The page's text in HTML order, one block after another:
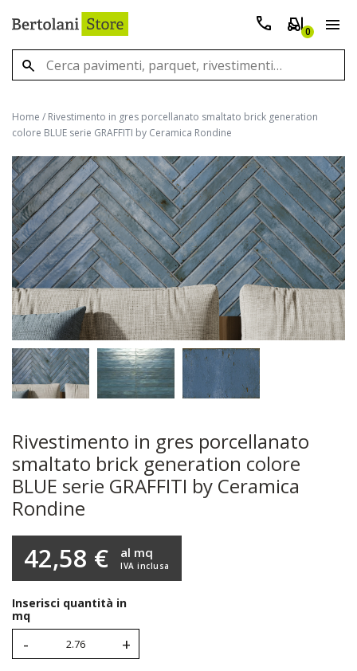
0
Home / Rivestimento in gres porcellanato smaltato brick generation
colore BLUE serie GRAFFITI by Ceramica Rondine
Rivestimento in gres porcellanato
smaltato brick generation colore
BLUE serie GRAFFITI by Ceramica
Rondine
42,58 € IVA inclusa
al mq
Inserisci quantità in
mq
- +